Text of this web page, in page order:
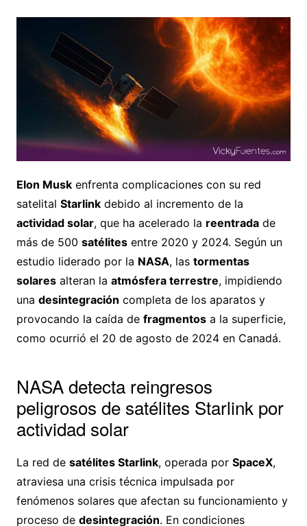
Elon Muskenfrenta complicaciones con su red
satelital Starlinkdebido al incremento de la
actividad solar, que ha acelerado la reentradade
más de 500 satélitesentre 2020 y 2024. Según un
estudio liderado por la NASA, las tormentas
solaresalteran la atmósfera terrestre, impidiendo
una desintegración completa de los aparatos y
provocando la caída de fragmentosa la superficie,
como ocurrió el 20 de agosto de 2024 en Canadá.
NASA detecta reingresos
peligrosos de satélites Starlink por
actividad solar
La red de satélites Starlink, operada por SpaceX,
atraviesa una crisis técnica impulsada por
fenómenos solares que afectan su funcionamiento y
proceso de desintegración. En condiciones